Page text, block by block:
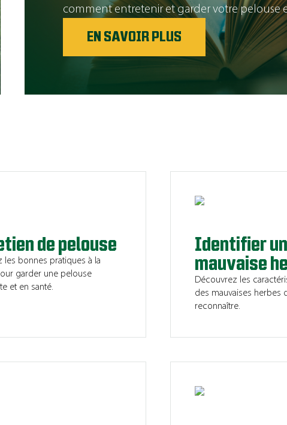
comment entretenir et garder votre pelouse
EN SAVOIR PLUS
de pelouse
les bonnes pratiques à la
garder une pelouse
et en santé.
Identifier
mauvaise
Découvrez les
des mauvaises herbes
reconnaître.